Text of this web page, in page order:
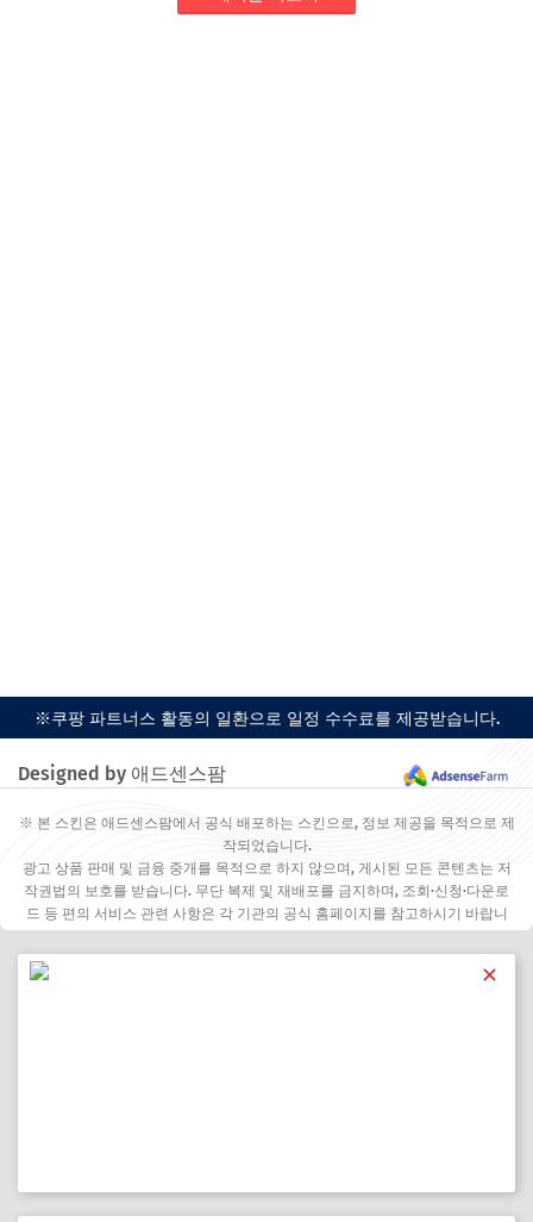
※쿠팡 파트너스 활동의 일환으로 일정 수수료를 제공받습니다.
Designed by 애드센스팜
※ 본 스킨은 애드센스팜에서 공식 배포하는 스킨으로, 정보 제공을 목적으로 제
작되었습니다.
광고 상품 판매 및 금융 중개를 목적으로 하지 않으며, 게시된 모든 콘텐츠는 저
작권법의 보호를 받습니다. 무단 복제 및 재배포를 금지하며, 조회·신청·다운로
드 등 편의 서비스 관련 사항은 각 기관의 공식 홈페이지를 참고하시기 바랍니
✕